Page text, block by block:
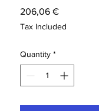
206,06 €Price
Tax Included
Quantity *